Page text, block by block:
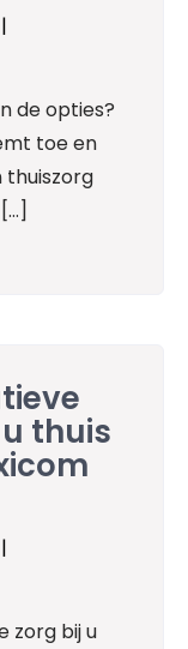
|
de opties?
toe en
thuis
|
zorg bij u